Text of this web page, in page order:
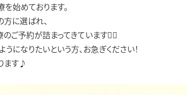
始めております。
に選ばれ、
ご予約が詰まってきています🙇‍♀️
になりたいという方、お急ぎください！
ます♪